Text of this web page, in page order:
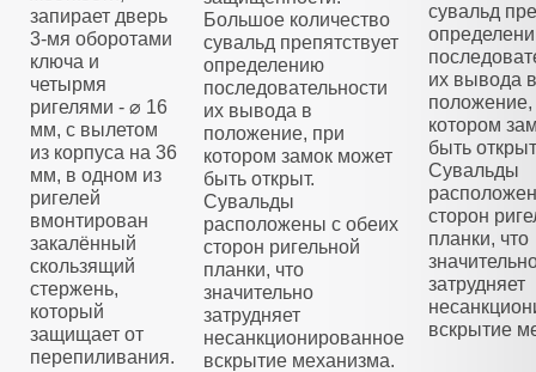
запирает дверь
3-мя оборотами
ключа и
четырмя
ригелями - ⌀ 16
мм, с вылетом
из корпуса на 36
мм, в одном из
ригелей
вмонтирован
закалённый
скользящий
стержень,
который
защищает от
перепиливания.
Большое количество
сувальд препятствует
определению
последовательности
их вывода в
положение, при
котором замок может
быть открыт.
Сувальды
расположены с обеих
сторон ригельной
планки, что
значительно
затрудняет
несанкционированное
вскрытие механизма.
сувальд
их вывода в
положение,
котором
быть
Сувальды
сторон
планки, что
затрудняет
вскрытие